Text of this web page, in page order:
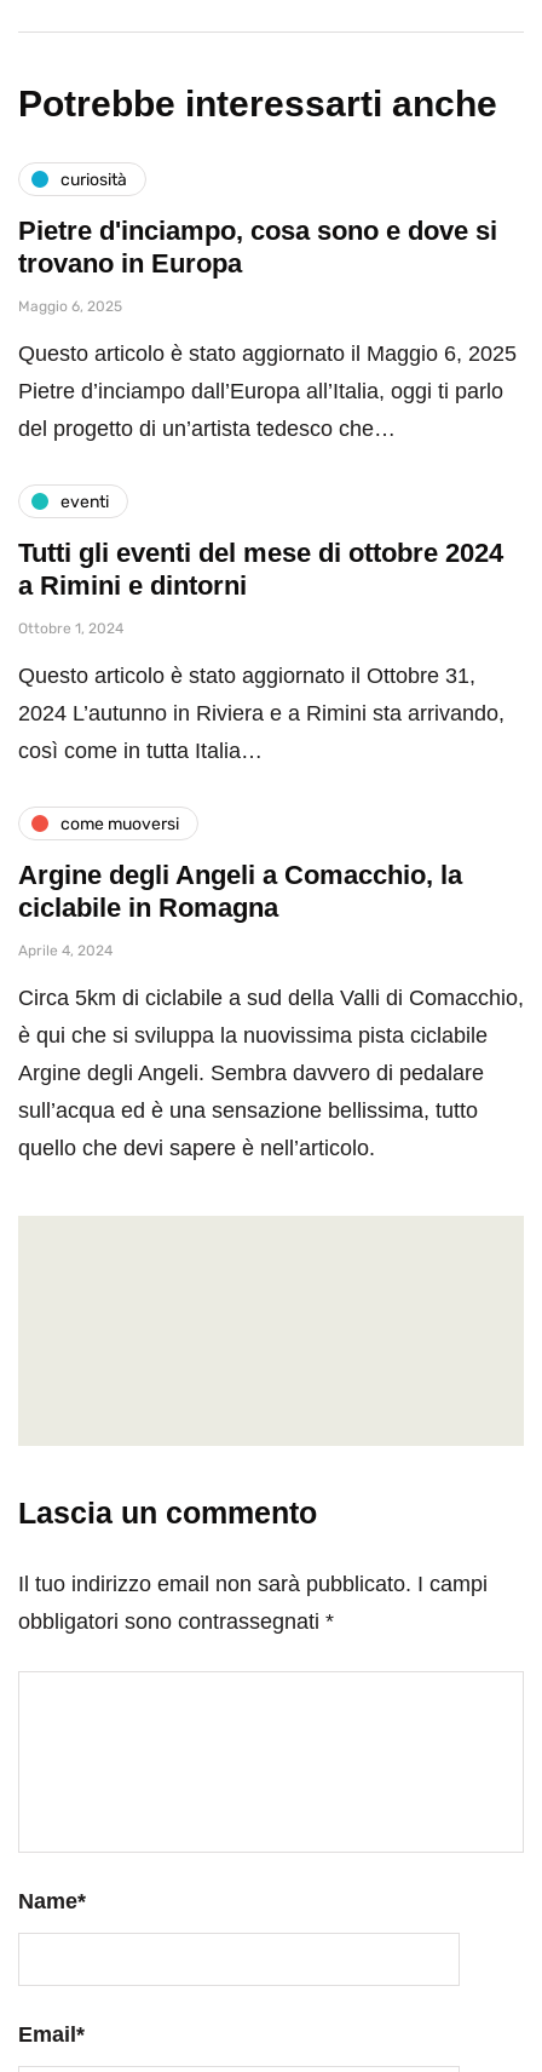
Potrebbe interessarti anche
curiosità
Pietre d'inciampo, cosa sono e dove si
trovano in Europa
Maggio 6, 2025
Questo articolo è stato aggiornato il Maggio 6, 2025
Pietre d’inciampo dall’Europa all’Italia, oggi ti parlo
del progetto di un’artista tedesco che…
eventi
Tutti gli eventi del mese di ottobre 2024
a Rimini e dintorni
Ottobre 1, 2024
Questo articolo è stato aggiornato il Ottobre 31,
2024 L’autunno in Riviera e a Rimini sta arrivando,
così come in tutta Italia…
come muoversi
Argine degli Angeli a Comacchio, la
ciclabile in Romagna
Aprile 4, 2024
Circa 5km di ciclabile a sud della Valli di Comacchio,
è qui che si sviluppa la nuovissima pista ciclabile
Argine degli Angeli. Sembra davvero di pedalare
sull’acqua ed è una sensazione bellissima, tutto
quello che devi sapere è nell’articolo.
Lascia un commento
Il tuo indirizzo email non sarà pubblicato. I campi
obbligatori sono contrassegnati *
Name*
Email *